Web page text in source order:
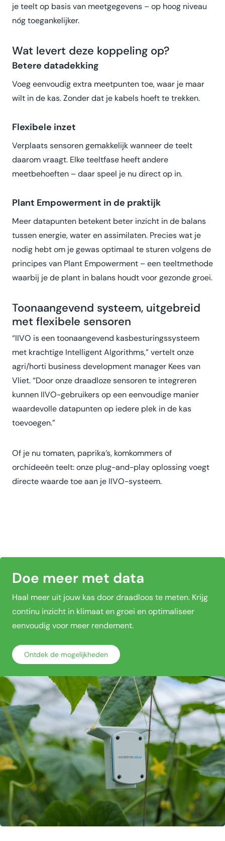
je teelt op basis van meetgegevens – op hoog niveau
nóg toegankelijker.
Wat levert deze koppeling op?
Betere datadekking
Voeg eenvoudig extra meetpunten toe, waar je maar
wilt in de kas. Zonder dat je kabels hoeft te trekken.
Flexibele inzet
Verplaats sensoren gemakkelijk wanneer de teelt
daarom vraagt. Elke teeltfase heeft andere
meetbehoeften – daar speel je nu direct op in.
Plant Empowerment in de praktijk
Meer datapunten betekent beter inzicht in de balans
tussen energie, water en assimilaten. Precies wat je
nodig hebt om je gewas optimaal te sturen volgens de
principes van Plant Empowerment – een teeltmethode
waarbij je de plant in balans houdt voor gezonde groei.
Toonaangevend systeem, uitgebreid
met flexibele sensoren
“IIVO is een toonaangevend kasbesturingssysteem
met krachtige Intelligent Algorithms,” vertelt onze
agri/horti business development manager Kees van
Vliet. “Door onze draadloze sensoren te integreren
kunnen IIVO-gebruikers op een eenvoudige manier
waardevolle datapunten op iedere plek in de kas
toevoegen.”
Of je nu tomaten, paprika’s, komkommers of
orchideeën teelt: onze plug-and-play oplossing voegt
directe waarde toe aan je IIVO-systeem.
Doe meer met data
Haal meer uit jouw kas door draadloos te meten. Krijg
continu inzicht in klimaat en groei en optimaliseer
eenvoudig voor meer rendement.
Ontdek de mogelijkheden